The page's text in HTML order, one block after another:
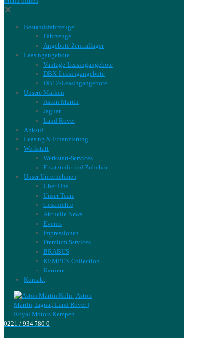
✕
Bestandsfahrzeuge
Fahrzeuge
Angebote Zentrallager
Leasingangebote
Vantage-Leasingangebote
DBX-Leasingangebote
DB12-Leasingangebote
Unsere Marken
Aston Martin
Jaguar
Land Rover
Ankauf
Leasing & Finanzierung
Werkstatt
Werkstatt-Services
Ersatzteile und Zubehör
Unser Unternehmen
Über Uns
Unser Team
Geschichte
Aktuelle News
Events
Impressionen
Premium Services
BRABUS
KEMPEN Collection
Karriere
Kontakt
0221 / 934 780 0